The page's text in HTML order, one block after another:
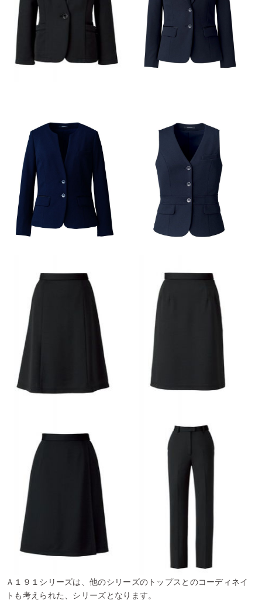
Ａ１９１シリーズは、他のシリーズのトップスとのコーディネイ
トも考えられた、シリーズとなります。